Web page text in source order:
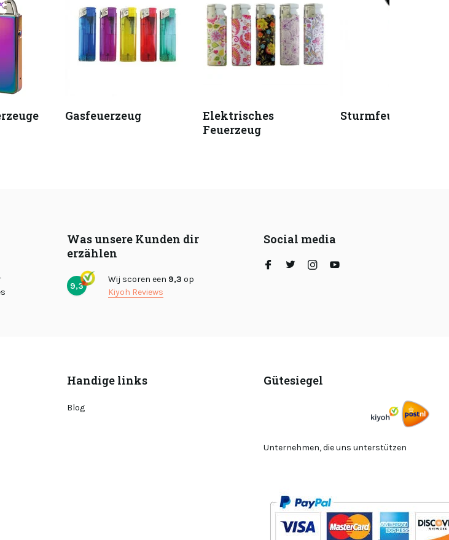
Gasfeuerzeug
Elektrisches
Feuerzeug
Sturmfeuerzeug
Was unsere Kunden dir
erzählen
9,3
Wij scoren een 9,3 op
Kiyoh Reviews
Social media
Handige links
Blog
Gütesiegel
Unternehmen, die uns unterstützen